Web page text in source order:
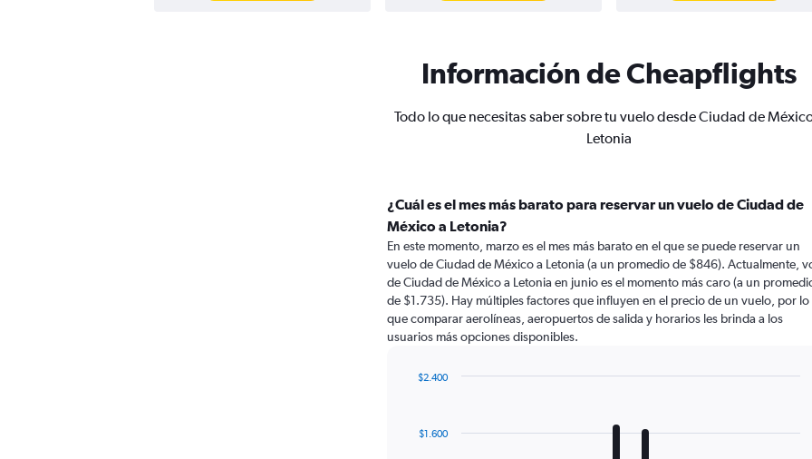
Información de Cheapflights
Todo lo que necesitas saber sobre tu vuelo desde Ciudad de
Letonia
¿Cuál es el mes más barato para reservar un vuelo de Ciudad de
México a Letonia?
En este momento, marzo es el mes más barato en el que se puede reservar un
vuelo de Ciudad de México a Letonia (a un promedio de $846). Actualmente,
de Ciudad de México a Letonia en junio es el momento más caro (a un
de $1.735). Hay múltiples factores que influyen en el precio de un vuelo, por lo
que comparar aerolíneas, aeropuertos de salida y horarios les brinda a los
usuarios más opciones disponibles.
12$1.600
$2.400